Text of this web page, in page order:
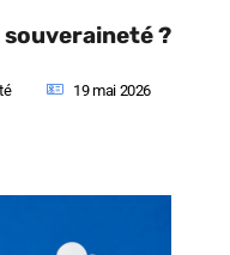
souveraineté ?
19 mai 2026